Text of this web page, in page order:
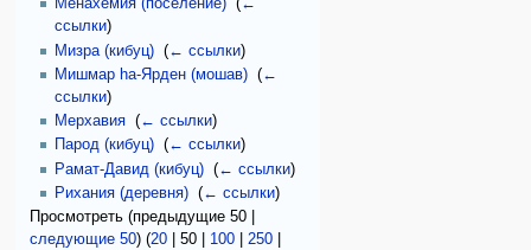
Менахемия (поселение)‎ (←
ссылки)
Мизра (кибуц)‎ (← ссылки)
Мишмар hа-Ярден (мошав)‎ (←
ссылки)
Мерхавия‎ (← ссылки)
Парод (кибуц)‎ (← ссылки)
Рамат-Давид (кибуц)‎ (← ссылки)
Рихания (деревня)‎ (← ссылки)
Просмотреть (предыдущие 50
следующие 50) (20 |50 100 |250